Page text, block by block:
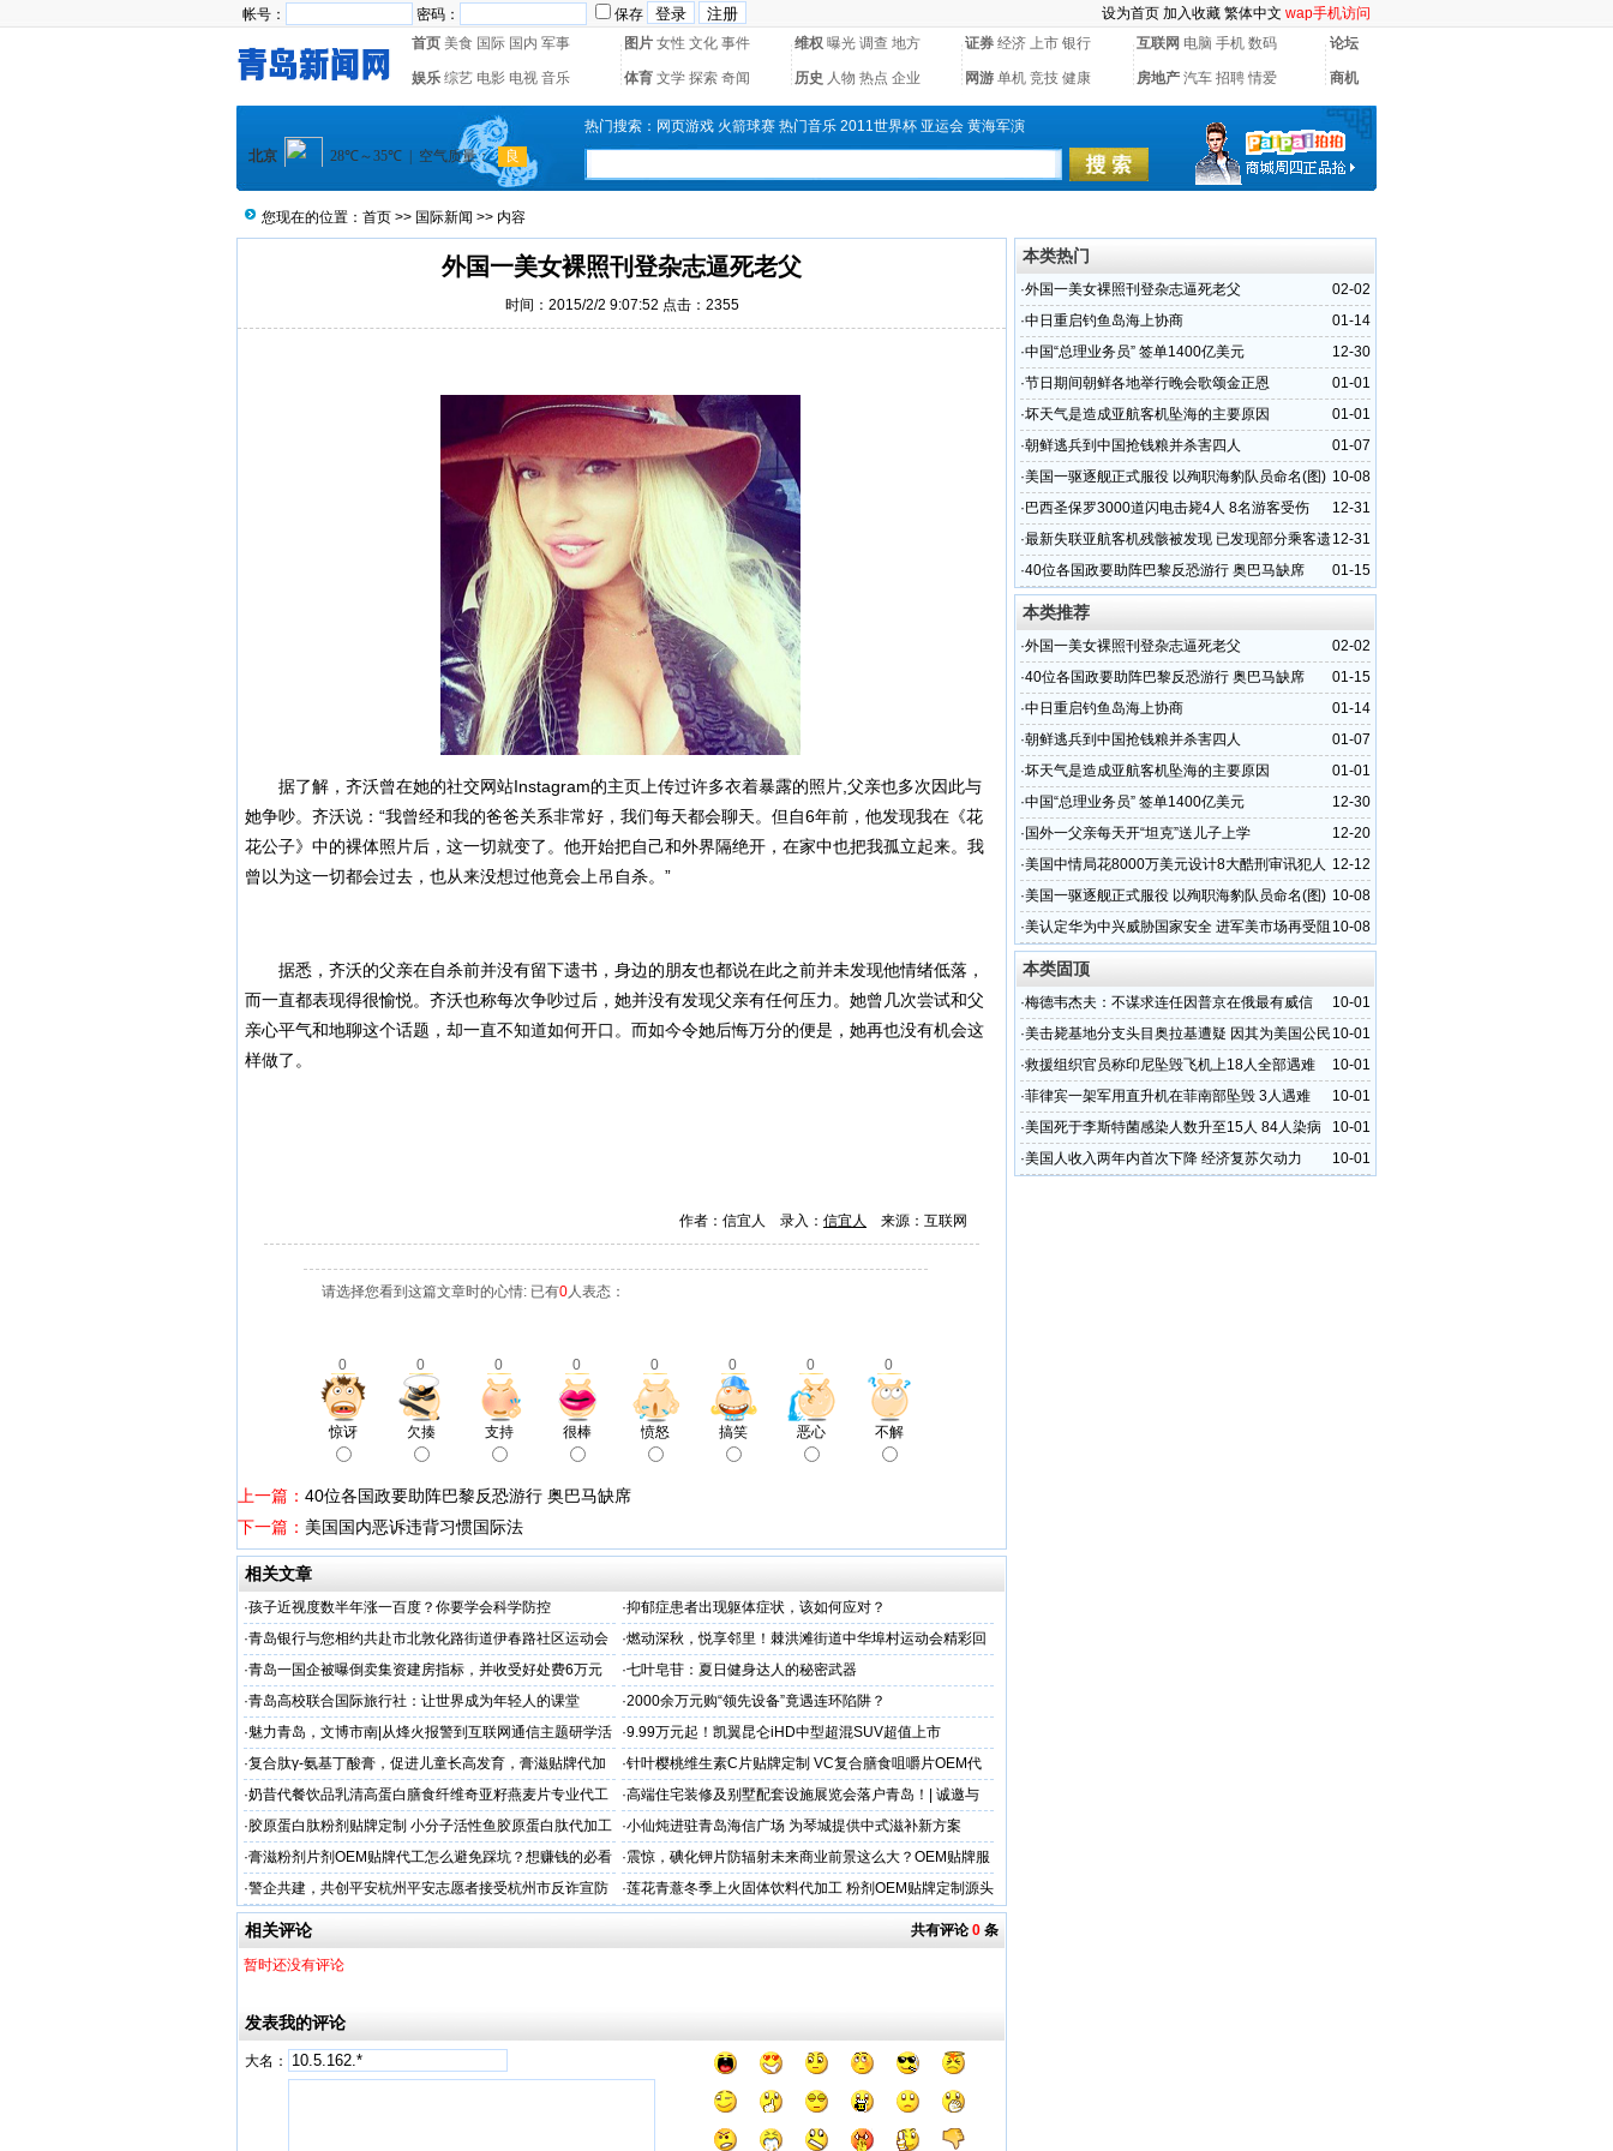
帐号： 密码： 保存 设为首页 加入收藏 繁体中文 wap手机访问
首页 美食 国际 国内 军事 图片 女性 文化 事件 维权 曝光 调查 地方 证券 经济 上市 银行 互联网 电脑 手机 数码 论坛
娱乐 综艺 电影 电视 音乐 体育 文学 探索 奇闻 历史 人物 热点 企业 网游 单机 竞技 健康 房地产 汽车 招聘 情爱 商机
热门搜索： 网页游戏 火箭球赛 热门音乐 2011世界杯 亚运会 黄海军演
您现在的位置： 首页 >> 国际新闻 >> 内容
外国一美女裸照刊登杂志逼死老父
时间：2015/2/2 9:07:52 点击：2355
据了解，齐沃曾在她的社交网站Instagram的主页上传过许多衣着暴露的照片,父亲也多次因此与
她争吵。齐沃说：“我曾经和我的爸爸关系非常好，我们每天都会聊天。但自6年前，他发现我在《花
花公子》中的裸体照片后，这一切就变了。他开始把自己和外界隔绝开，在家中也把我孤立起来。我
曾以为这一切都会过去，也从来没想过他竟会上吊自杀。”
据悉，齐沃的父亲在自杀前并没有留下遗书，身边的朋友也都说在此之前并未发现他情绪低落，
而一直都表现得很愉悦。齐沃也称每次争吵过后，她并没有发现父亲有任何压力。她曾几次尝试和父
亲心平气和地聊这个话题，却一直不知道如何开口。而如今令她后悔万分的便是，她再也没有机会这
样做了。
作者：信宜人 录入： 信宜人 来源：互联网
请选择您看到这篇文章时的心情: 已有0人表态：
0 0 0 0 0 0 0 0
惊讶 欠揍 支持 很棒 愤怒 搞笑 恶心 不解
上一篇： 40位各国政要助阵巴黎反恐游行 奥巴马缺席
下一篇： 美国国内恶诉违背习惯国际法
相关文章
·孩子近视度数半年涨一百度？你要学会科学防控 ·抑郁症患者出现躯体症状，该如何应对？
·青岛银行与您相约共赴市北敦化路街道伊春路社区运动会 ·燃动深秋，悦享邻里！棘洪滩街道中华埠村运动会精彩回
顾暖心上映
·青岛一国企被曝倒卖集资建房指标，并收受好处费6万元 ·七叶皂苷：夏日健身达人的秘密武器
·​青岛高校联合国际旅行社：让世界成为年轻人的课堂 ·2000余万元购“领先设备”竟遇连环陷阱？
·魅力青岛，文博市南|从烽火报警到互联网通信主题研学活
动精彩掠影
·9.99万元起！凯翼昆仑iHD中型超混SUV超值上市
·复合肽γ-氨基丁酸膏，促进儿童长高发育，膏滋贴牌代加
工厂家
·针叶樱桃维生素C片贴牌定制 VC复合膳食咀嚼片OEM代
加工
·奶昔代餐饮品乳清高蛋白膳食纤维奇亚籽燕麦片专业代工
厂家
·高端住宅装修及别墅配套设施展览会落户青岛！| 诚邀与
会，共谋商机
·胶原蛋白肽粉剂贴牌定制 小分子活性鱼胶原蛋白肽代加工 ·小仙炖进驻青岛海信广场 为琴城提供中式滋补新方案
·膏滋粉剂片剂OEM贴牌代工怎么避免踩坑？想赚钱的必看 ·震惊，碘化钾片防辐射未来商业前景这么大？OEM贴牌服
务商
·警企共建，共创平安杭州平安志愿者接受杭州市反诈宣防
人才专项培训
·莲花青薏冬季上火固体饮料代加工 粉剂OEM贴牌定制源头
工厂
共有评论0 条
相关评论
暂时还没有评论
发表我的评论
大名：
本类热门
02-02
·外国一美女裸照刊登杂志逼死老父
01-14
·中日重启钓鱼岛海上协商
12-30
·中国“总理业务员” 签单1400亿美元
01-01
·节日期间朝鲜各地举行晚会歌颂金正恩
01-01
·坏天气是造成亚航客机坠海的主要原因
01-07
·朝鲜逃兵到中国抢钱粮并杀害四人
10-08
·美国一驱逐舰正式服役 以殉职海豹队员命名(图)
12-31
· 巴西圣保罗3000道闪电击毙4人 8名游客受伤
12-31
·最新失联亚航客机残骸被发现 已发现部分乘客遗
体
01-15
·40位各国政要助阵巴黎反恐游行 奥巴马缺席
本类推荐
02-02
·外国一美女裸照刊登杂志逼死老父
01-15
·40位各国政要助阵巴黎反恐游行 奥巴马缺席
01-14
·中日重启钓鱼岛海上协商
01-07
·朝鲜逃兵到中国抢钱粮并杀害四人
01-01
·坏天气是造成亚航客机坠海的主要原因
12-30
·中国“总理业务员” 签单1400亿美元
12-20
· 国外一父亲每天开“坦克”送儿子上学
12-12
·美国中情局花8000万美元设计8大酷刑审讯犯人
10-08
·美国一驱逐舰正式服役 以殉职海豹队员命名(图)
10-08
·美认定华为中兴威胁国家安全 进军美市场再受阻
本类固顶
10-01
·梅德韦杰夫：不谋求连任因普京在俄最有威信
10-01
·美击毙基地分支头目奥拉基遭疑 因其为美国公民
10-01
·救援组织官员称印尼坠毁飞机上18人全部遇难
10-01
·菲律宾一架军用直升机在菲南部坠毁 3人遇难
10-01
·美国死于李斯特菌感染人数升至15人 84人染病
10-01
·美国人收入两年内首次下降 经济复苏欠动力